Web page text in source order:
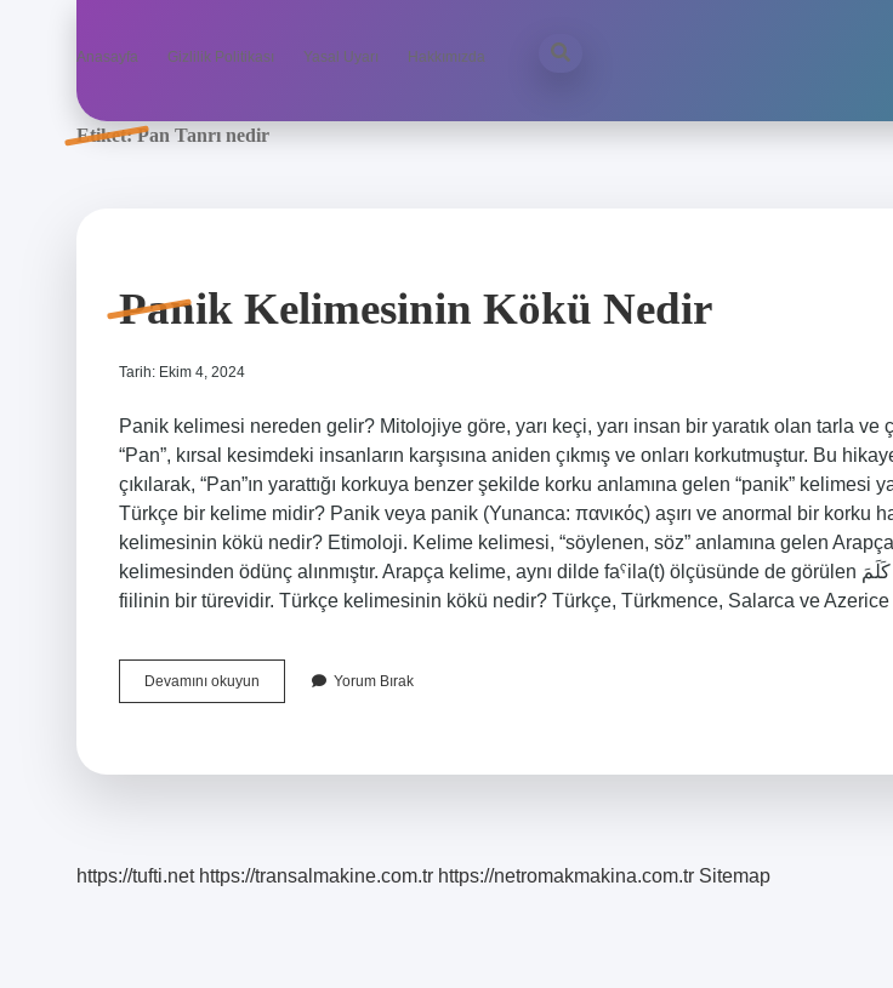
Anasayfa Gizlilik Politikası Yasal Uyarı Hakkımızda
Etiket:Pan Tanrı nedir
Panik Kelimesinin Kökü Nedir
Tarih: Ekim 4, 2024
Panik kelimesi nereden gelir? Mitolojiye göre, yarı keçi, yarı insan bir yaratık olan tarla ve
“Pan”, kırsal kesimdeki insanların karşısına aniden çıkmış ve onları korkutmuştur. Bu
çıkılarak, “Pan”ın yarattığı korkuya benzer şekilde korku anlamına gelen “panik” kelimesi
Türkçe bir kelime midir? Panik veya panik (Yunanca: πανικός) aşırı ve anormal bir korku
kelimesinin kökü nedir? Etimoloji. Kelime kelimesi, “söylenen, söz” anlamına gelen Arapça كلمة (kalima(t))
kelimesinden ödünç alınmıştır. Arapça kelime, aynı dilde faˁila(t) ölçüsünde de görülen كَلَمَ (kalama) “dedi”
fiilinin bir türevidir. Türkçe kelimesinin kökü nedir? Türkçe, Türkmence, Salarca ve
Devamını okuyun
Kelimesinin
Yorum Bırak
https://tufti.net https://transalmakine.com.tr https://netromakmakina.com.tr Sitemap